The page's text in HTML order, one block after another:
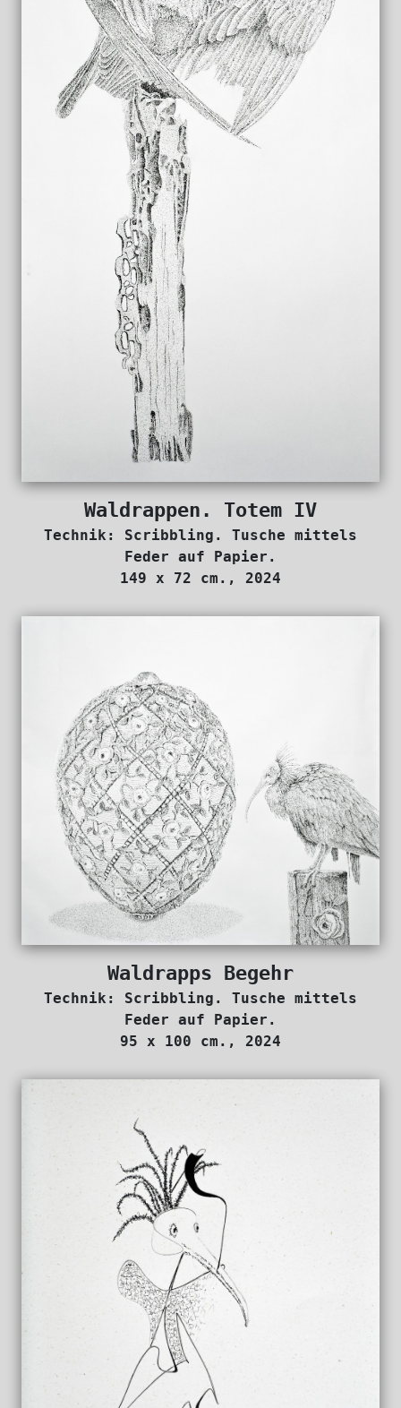
Waldrappen. Totem IV
Technik: Scribbling. Tusche mittels
Feder auf Papier.
149 x 72 cm., 2024
Waldrapps Begehr
Technik: Scribbling. Tusche mittels
Feder auf Papier.
95 x 100 cm., 2024